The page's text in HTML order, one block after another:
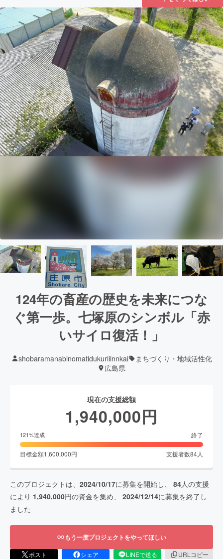
124年の畜産の歴史を未来につな
ぐ第一歩。七塚原のシンボル「赤
いサイロ復活！」
shobaramanabinomatidukuriiinnkai
まちづくり・地域活性化
広島県
現在の支援総額
1,940,000円
121%達成 終了
目標金額1,600,000円 支援者数84人
このプロジェクトは、 2024/10/17に募集を開始し、 84人の支援
により 1,940,000円の資金を集め、 2024/12/14に募集を終了し
ました
もう一度プロジェクトをやってほしい
ポスト シェア LINEで送る
URLコピー